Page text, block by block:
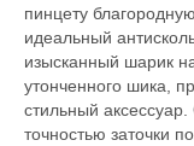
пинцету
идеальный
изысканный шарик
утонченного шика,
стильный
точностью заточки